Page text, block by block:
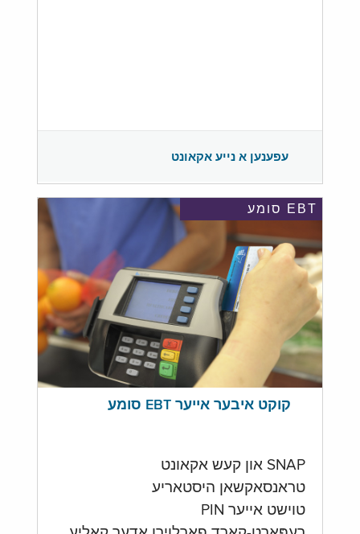
עפענען א נייע אקאונט
EBT סומע
קוקט איבער אייער EBT סומע
SNAP און קעש אקאונט
טראנסאקשאן היסטאריע
טוישט אייער PIN